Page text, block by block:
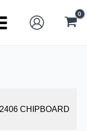
CHIPBOARD